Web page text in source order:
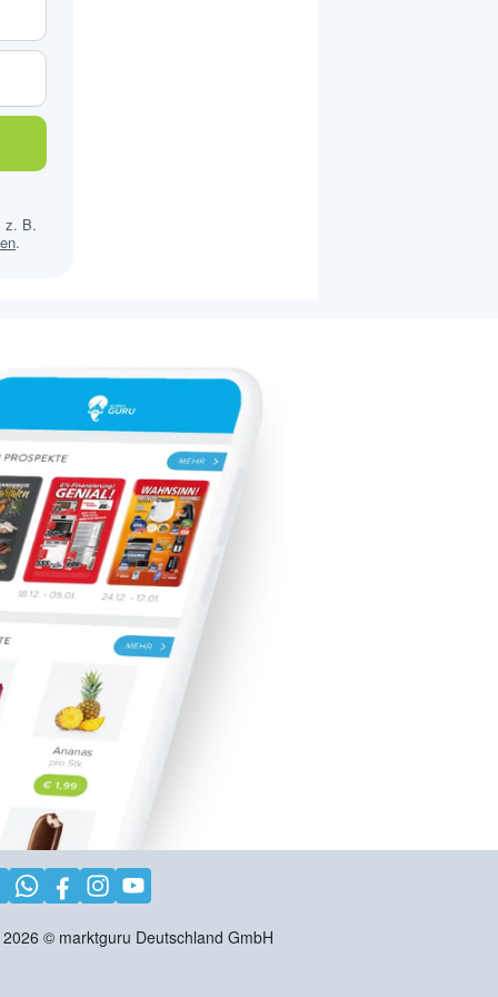
z. B.
.
2026 © marktguru Deutschland GmbH